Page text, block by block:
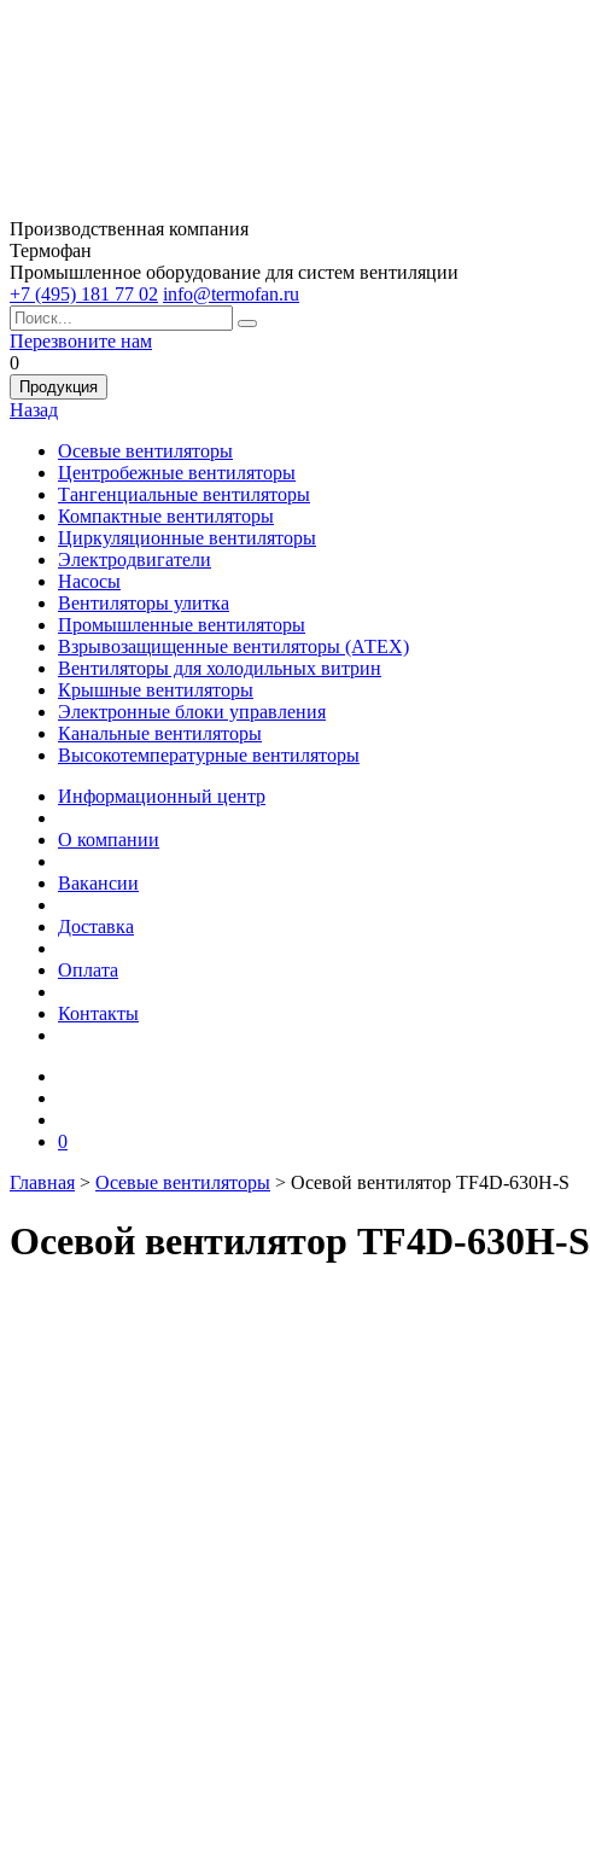
Производственная компания
Термофан
Промышленное оборудование для систем вентиляции
+7 (495) 181 77 02 info@termofan.ru
Перезвоните нам
0
Продукция
Назад
Осевые вентиляторы
Центробежные вентиляторы
Тангенциальные вентиляторы
Компактные вентиляторы
Циркуляционные вентиляторы
Электродвигатели
Насосы
Вентиляторы улитка
Промышленные вентиляторы
Взрывозащищенные вентиляторы (АТЕХ)
Вентиляторы для холодильных витрин
Крышные вентиляторы
Электронные блоки управления
Канальные вентиляторы
Высокотемпературные вентиляторы
Информационный центр
О компании
Вакансии
Доставка
Оплата
Контакты
0
Главная > Осевые вентиляторы > Осевой вентилятор TF4D-630H-S
Осевой вентилятор TF4D-630H-S